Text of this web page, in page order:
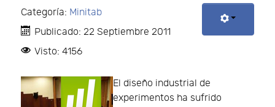
Categoría: Minitab
Publicado: 22 Septiembre 2011
Visto: 4156
El diseño industrial de
experimentos ha sufrido